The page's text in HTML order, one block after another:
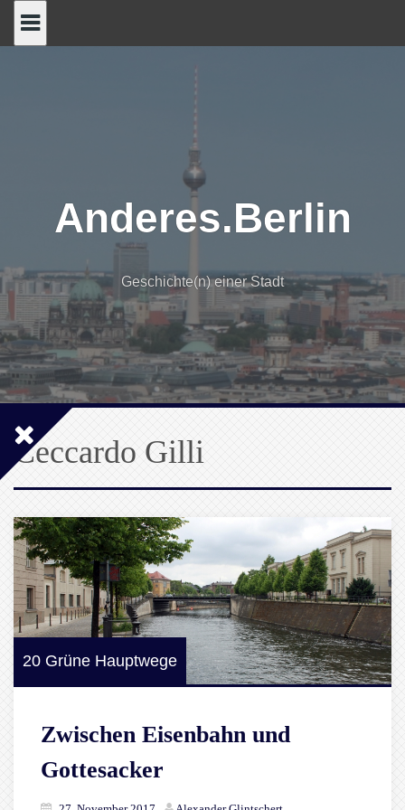
Anderes.Berlin
Geschichte(n) einer Stadt
Ceccardo Gilli
20 Grüne Hauptwege
Zwischen Eisenbahn und
Gottesacker